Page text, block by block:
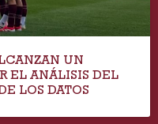
UN
EL ANÁLISIS DEL
LOS DATOS